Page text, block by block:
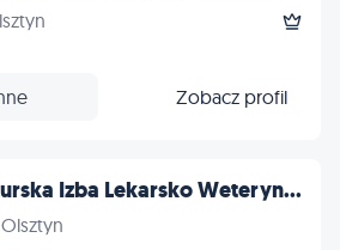
Zobacz profil
Izba Lekarsko Weteryn...